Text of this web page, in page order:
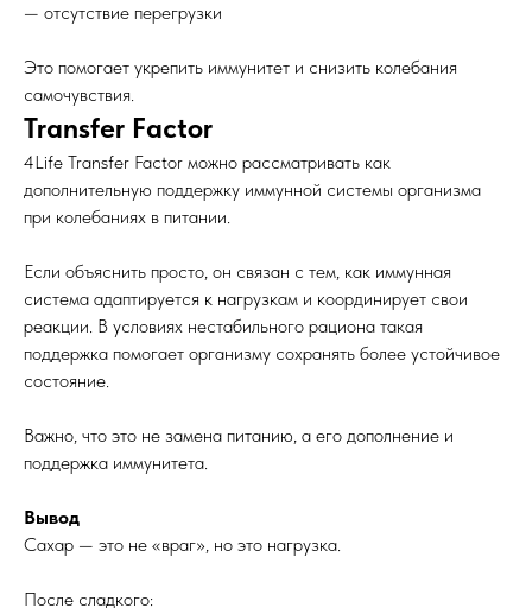
— отсутствие перегрузки
Это помогает укрепить иммунитет и снизить колебания
самочувствия.
Transfer Factor
4Life Transfer Factor можно рассматривать как
дополнительную поддержку иммунной системы организма
при колебаниях в питании.
Если объяснить просто, он связан с тем, как иммунная
система адаптируется к нагрузкам и координирует свои
реакции. В условиях нестабильного рациона такая
поддержка помогает организму сохранять более устойчивое
состояние.
Важно, что это не замена питанию, а его дополнение и
поддержка иммунитета.
Вывод
Сахар — это не «враг», но это нагрузка.
После сладкого: